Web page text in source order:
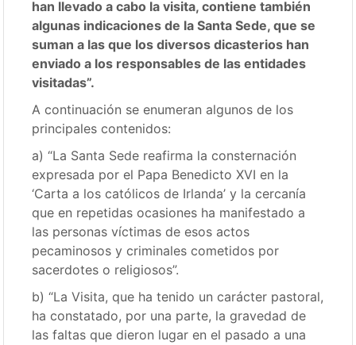
han llevado a cabo la visita, contiene también
algunas indicaciones de la Santa Sede, que se
suman a las que los diversos dicasterios han
enviado a los responsables de las entidades
visitadas”.
A continuación se enumeran algunos de los
principales contenidos:
a) “La Santa Sede reafirma la consternación
expresada por el Papa Benedicto XVI en la
‘Carta a los católicos de Irlanda’ y la cercanía
que en repetidas ocasiones ha manifestado a
las personas víctimas de esos actos
pecaminosos y criminales cometidos por
sacerdotes o religiosos”.
b) “La Visita, que ha tenido un carácter pastoral,
ha constatado, por una parte, la gravedad de
las faltas que dieron lugar en el pasado a una